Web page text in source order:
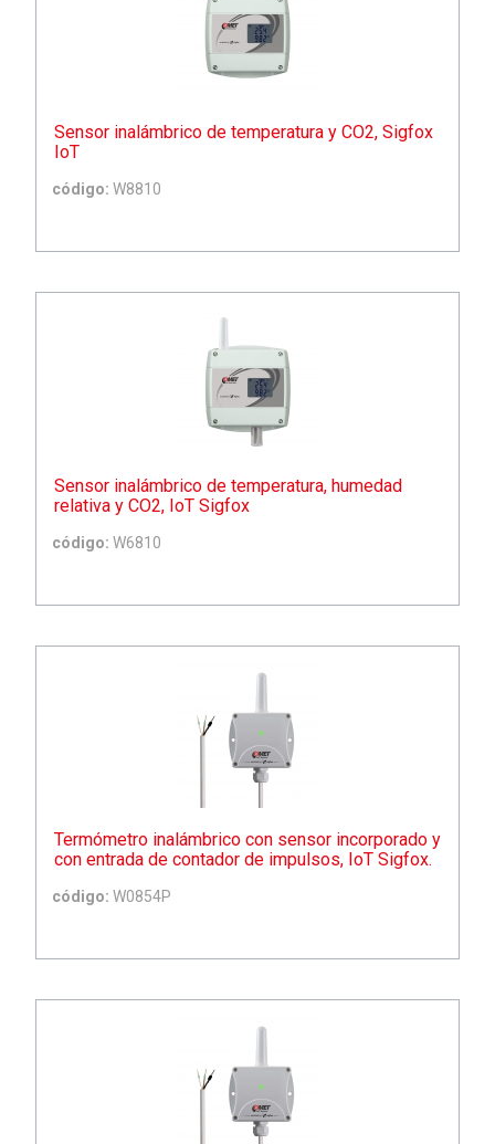
Sensor inalámbrico de temperatura y CO2, Sigfox
IoT
código: W8810
Sensor inalámbrico de temperatura, humedad
relativa y CO2, IoT Sigfox
código: W6810
Termómetro inalámbrico con sensor incorporado y
con entrada de contador de impulsos, IoT Sigfox.
código: W0854P